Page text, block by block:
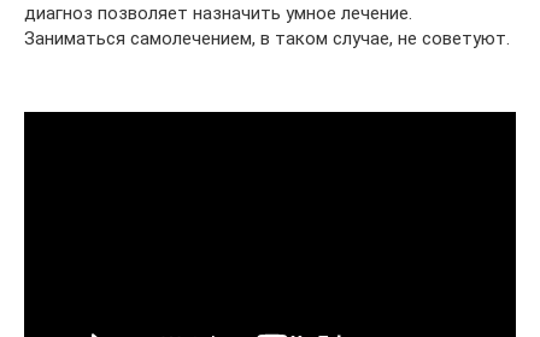
диагноз позволяет назначить умное лечение.
Заниматься самолечением, в таком случае, не советуют.